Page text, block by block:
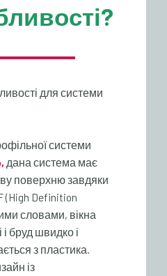
для системи
системи
дана система має
поверхню завдяки
(High Definition
словами, вікна
і бруд швидко і
з пластика.
із